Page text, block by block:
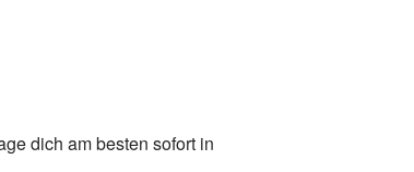
dich am besten sofort in